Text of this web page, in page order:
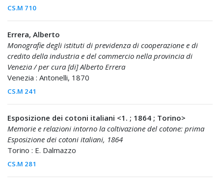
CS.M 710
Errera, Alberto
Monografie degli istituti di previdenza di cooperazione e di
credito della industria e del commercio nella provincia di
Venezia / per cura [di] Alberto Errera
Venezia : Antonelli, 1870
CS.M 241
Esposizione dei cotoni italiani <1. ; 1864 ; Torino>
Memorie e relazioni intorno la coltivazione del cotone: prima
Esposizione dei cotoni italiani, 1864
Torino : E. Dalmazzo
CS.M 281